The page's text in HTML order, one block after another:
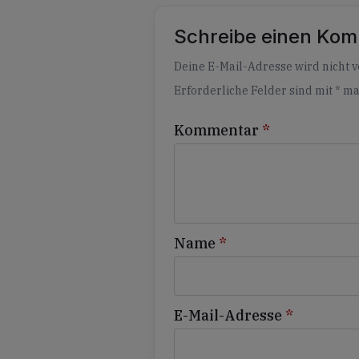
Schreibe einen
Deine E-Mail-Adresse wird nicht
Erforderliche Felder sind mit *
Kommentar *
Name *
E-Mail-Adresse *
Alternative: